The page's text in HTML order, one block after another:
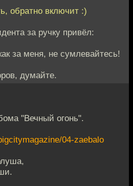
обратно включит :)
за ручку привёл:
за меня, не сумлевайтесь!
думайте.
"Вечный огонь".
04-zaebalo